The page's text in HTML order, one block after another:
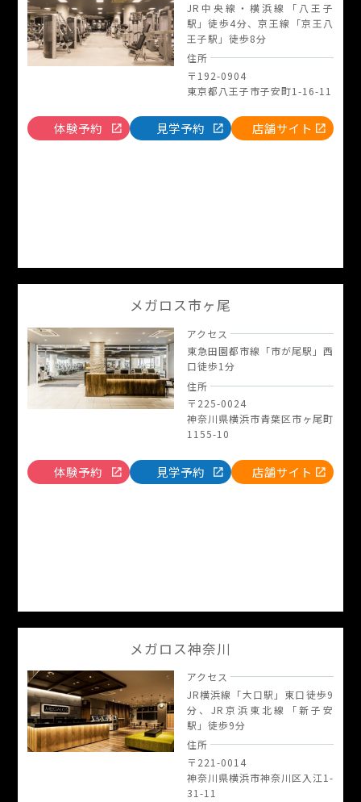
JR中央線・横浜線「八王子
駅」徒歩4分、京王線「京王八
王子駅」徒歩8分
住所
〒192-0904
東京都八王子市子安町1-16-11
体験予約 見学予約 店舗サイト
メガロス市ヶ尾
アクセス
東急田園都市線「市が尾駅」西
口徒歩1分
住所
〒225-0024
神奈川県横浜市青葉区市ヶ尾町
1155-10
体験予約 見学予約 店舗サイト
メガロス神奈川
アクセス
JR横浜線「大口駅」東口徒歩9
分、JR京浜東北線「新子安
駅」徒歩9分
住所
〒221-0014
神奈川県横浜市神奈川区入江1-
31-11